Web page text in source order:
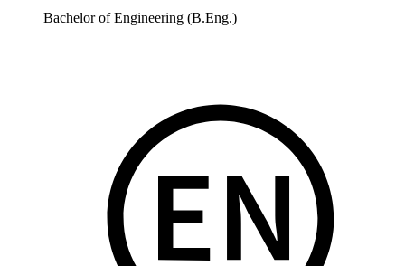
Bachelor of Engineering (B.Eng.)